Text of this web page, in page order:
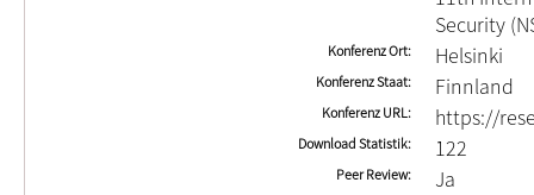
Security
Konferenz Ort Helsinki
Konferenz Staat Finnland
Konferenz URL https://
Download Statistik 122
Peer Review Ja